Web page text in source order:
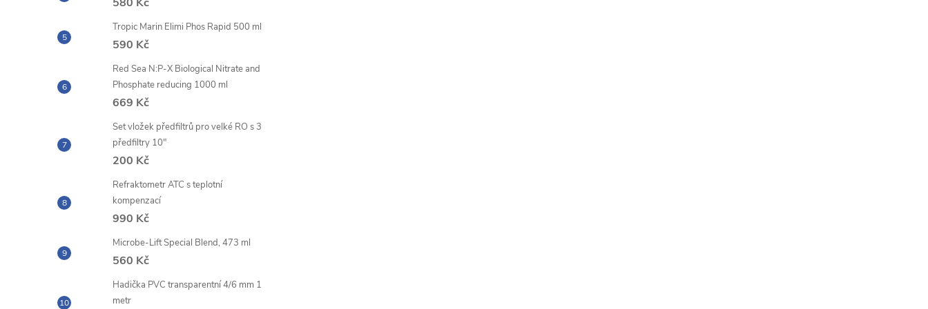
Tropic Marin Elimi Phos Rapid 500 ml
590 Kč
Red Sea N:P-X Biological Nitrate and
Phosphate reducing 1000 ml
669 Kč
Set vložek předfiltrů pro velké RO s 3
předfiltry 10"
200 Kč
Refraktometr ATC s teplotní
kompenzací
990 Kč
Microbe-Lift Special Blend, 473 ml
560 Kč
Hadička PVC transparentní 4/6 mm 1
metr